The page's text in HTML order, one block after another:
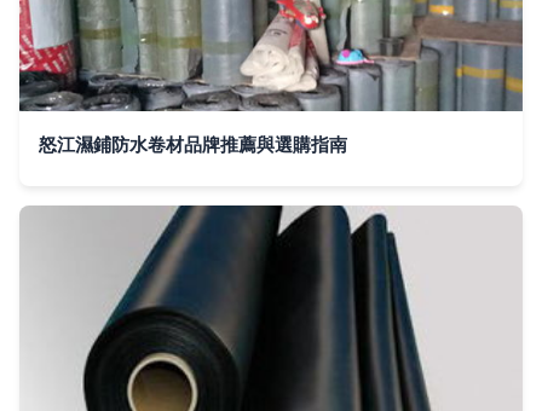
怒江濕鋪防水卷材品牌推薦與選購指南